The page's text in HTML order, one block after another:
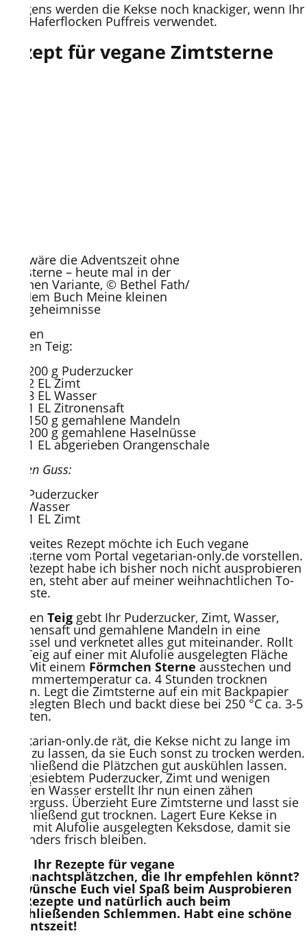
Übrigens werden die Kekse noch knackiger, wenn Ihr
statt Haferflocken Puffreis verwendet.
Rezept für vegane Zimtsterne
Was wäre die Adventszeit ohne
Zimtsterne – heute mal in der
veganen Variante, © Bethel Fath/
aus dem Buch Meine kleinen
Backgeheimnisse
Zutaten
für den Teig:
200 g Puderzucker
2 EL Zimt
8 EL Wasser
1 EL Zitronensaft
150 g gemahlene Mandeln
200 g gemahlene Haselnüsse
1 EL abgerieben Orangenschale
für den Guss:
Puderzucker
Wasser
1 EL Zimt
Als zweites Rezept möchte ich Euch vegane
Zimtsterne vom Portal vegetarian-only.de vorstellen.
Das Rezept habe ich bisher noch nicht ausprobieren
können, steht aber auf meiner weihnachtlichen To-
Do-Liste.
Für den Teig gebt Ihr Puderzucker, Zimt, Wasser,
Zitronensaft und gemahlene Mandeln in eine
Schüssel und verknetet alles gut miteinander. Rollt
den Teig auf einer mit Alufolie ausgelegten Fläche
aus. Mit einem Förmchen Sterneausstechen und
bei Zimmertemperatur ca. 4 Stunden trocknen
lassen. Legt die Zimtsterne auf ein mit Backpapier
ausgelegten Blech und backt diese bei 250 °C ca. 3-5
Minuten.
Vegetarian-only.de rät, die Kekse nicht zu lange im
Ofen zu lassen, da sie Euch sonst zu trocken werden.
Anschließend die Plätzchen gut auskühlen lassen.
Aus gesiebtem Puderzucker, Zimt und wenigen
Tropfen Wasser erstellt Ihr nun einen zähen
Zuckerguss. Überzieht Eure Zimtsterne und lasst sie
anschließend gut trocknen. Lagert Eure Kekse in
einer mit Alufolie ausgelegten Keksdose, damit sie
besonders frisch bleiben.
Habt Ihr Rezepte für vegane
Weihnachtsplätzchen, die Ihr empfehlen könnt?
Ich wünsche Euch viel Spaß beim Ausprobieren
der Rezepte und natürlich auch beim
anschließenden Schlemmen. Habt eine schöne
Adventszeit!